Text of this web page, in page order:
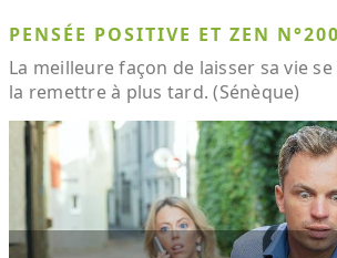
PENSÉE POSITIVE ET ZEN N°200
La meilleure façon de laisser sa vie
la remettre à plus tard. (Sénèque)